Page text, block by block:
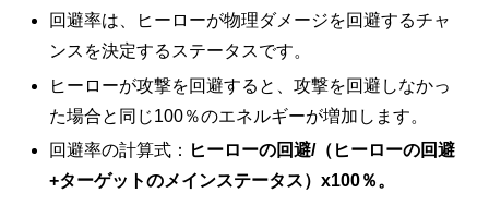
回避率は、ヒーローが物理ダメージを回避するチャ
ンスを決定するステータスです。
ヒーローが攻撃を回避すると、攻撃を回避しなかっ
た場合と同じ100％のエネルギーが増加します。
回避率の計算式： ヒーローの回避/（ヒーローの回避
+ターゲットのメインステータス）х100％。